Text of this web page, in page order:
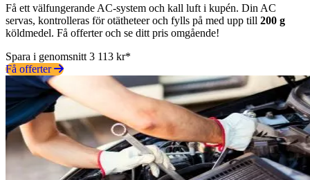
Få ett välfungerande AC-system och kall luft i kupén. Din AC
servas, kontrolleras för otätheteer och fylls på med upp till 200 g
köldmedel. Få offerter och se ditt pris omgående!
Spara i genomsnitt 3 113 kr*
Få offerter